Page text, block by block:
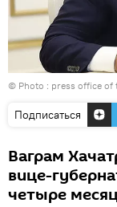
© Photo : press office of
Подписаться
Ваграм
вице-
четыре